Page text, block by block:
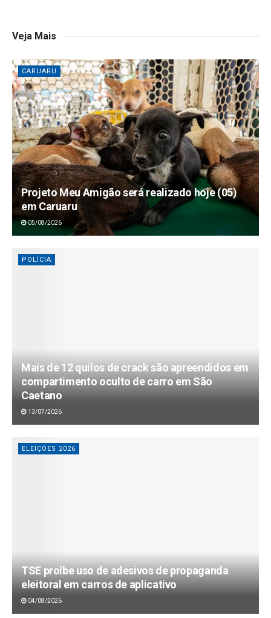
Veja Mais
CARUARU
Projeto Meu Amigão será realizado hoje (05)
em Caruaru
05/08/2026
POLÍCIA
Mais de 12 quilos de crack são apreendidos em
compartimento oculto de carro em São
Caetano
13/07/2026
ELEIÇÕES 2026
TSE proíbe uso de adesivos de propaganda
eleitoral em carros de aplicativo
04/08/2026